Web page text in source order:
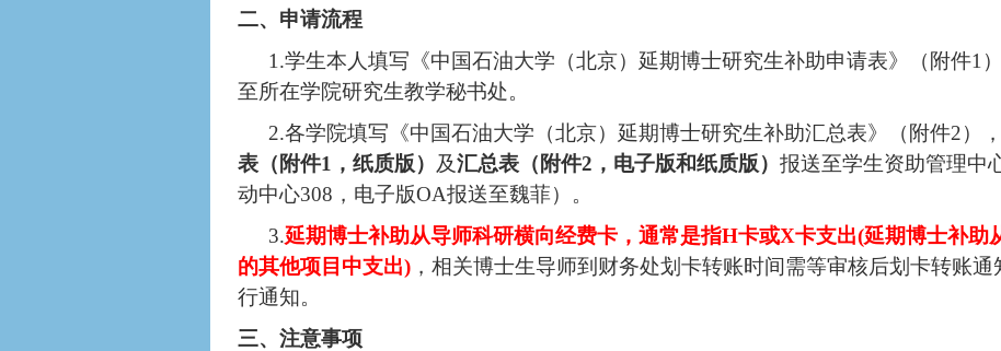
二、申请流程
1.学生本人填写《中国石油大学（北京）延期博士研究生补助申请表》（附件1
至所在学院研究生教学秘书处。
2.各学院填写《中国石油大学（北京）延期博士研究生补助汇总表》（附件2），
表（附件1，纸质版） 及汇总表（附件2，电子版和纸质版） 报送至学生资助管理中
动中心308，电子版OA报送至魏菲）。
3.延期博士补助从导师科研横向经费卡，通常是指H卡或X卡支出(延期博士补助
的其他项目中支出) ， 相关博士生导师到财务处划卡转账时间需等审核后划卡转账通
行通知。
三、注意事项